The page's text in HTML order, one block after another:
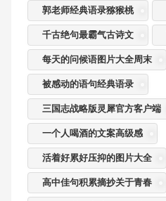
郭老师经典语录猕猴桃
千古绝句最霸气古诗文
每天的问候语图片大全周末
被感动的语句经典语录
三国志战略版灵犀官方客户端
一个人喝酒的文案高级感
活着好累好压抑的图片大全
高中佳句积累摘抄关于青春